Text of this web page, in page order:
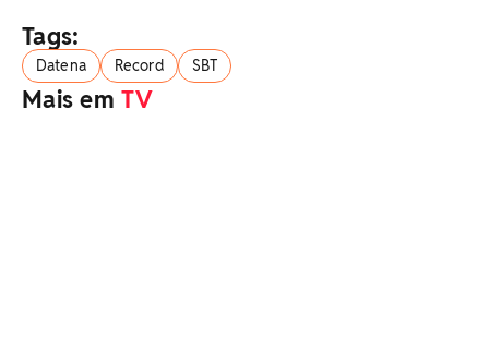
Tags:
Datena Record SBT
Mais emTV